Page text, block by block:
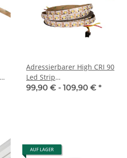
Adressierbarer High CRI 90
Led Strip
W&WW&Amber/60pcs/M,
99,90 € - 109,90 € *
AUF LAGER